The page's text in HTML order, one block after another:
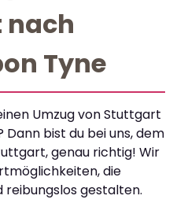
Tyne
Umzug von Stuttgart
bist du bei uns, dem
genau richtig! Wir
die
reibungslos gestalten.